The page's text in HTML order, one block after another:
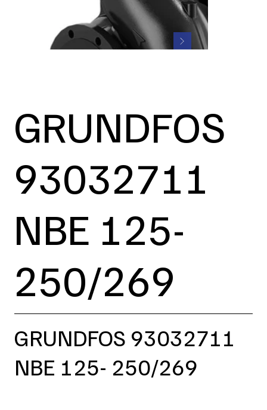
GRUNDFOS
93032711
NBE 125-
250/269
GRUNDFOS 93032711
NBE 125- 250/269